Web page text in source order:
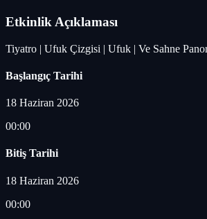
Etkinlik Açıklaması
Tiyatro | Ufuk Çizgisi | Ufuk | Ve Sahne
Başlangıç Tarihi
18 Haziran 2026
00:00
Bitiş Tarihi
18 Haziran 2026
00:00